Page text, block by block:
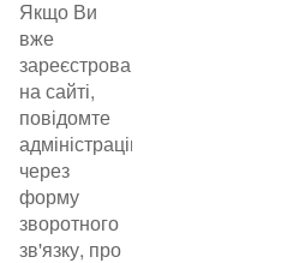
Якщо Ви
вже
зареєстровані
на сайті,
повідомте
адміністрацію
через
форму
зворотного
зв'язку, про